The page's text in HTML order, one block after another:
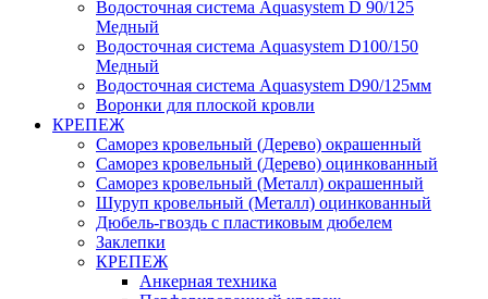
Водосточная система Aquasystem D 90/125
Медный
Водосточная система Aquasystem D100/150
Медный
Водосточная система Aquasystem D90/125мм
Воронки для плоской кровли
КРЕПЕЖ
Саморез кровельный (Дерево) окрашенный
Саморез кровельный (Дерево) оцинкованный
Саморез кровельный (Металл) окрашенный
Шуруп кровельный (Металл) оцинкованный
Дюбель-гвоздь с пластиковым дюбелем
Заклепки
КРЕПЕЖ
Анкерная техника